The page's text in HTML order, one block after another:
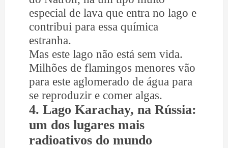
especial de lava que entra no lago e
contribui para essa química
estranha.
Mas este lago não está sem vida.
Milhões de flamingos menores vão
para este aglomerado de água para
se reproduzir e comer algas.
4. Lago Karachay, na Rússia:
um dos lugares mais
radioativos do mundo